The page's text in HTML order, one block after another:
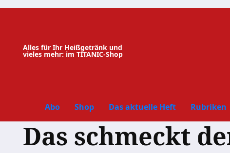
Zum
Alles für Ihr Heißgetränk und
vieles mehr: im TITANIC-Shop
Abo Shop Das aktuelle Heft Rubriken
Das schmeckt